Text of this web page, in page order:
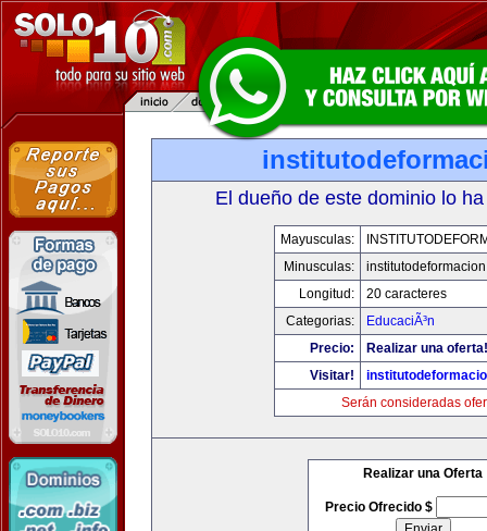
El dueño de este dominio lo
Mayusculas:
Minusculas:
Longitud:
20 caracteres
Categorias:
EducaciÃ³n
Precio:
Realizar una oferta!
Visitar!
Serán consideradas
Realizar una Oferta
Precio Ofrecido $